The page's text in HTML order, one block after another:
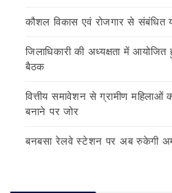
कौशल विकास एवं रोजगार से संबंधित
जिलाधिकारी की अध्यक्षता में
बैठक
वित्तीय समावेशन से ग्रामीण
बनाने पर जोर
बनबसा रेलवे स्टेशन पर अब रुकेगी